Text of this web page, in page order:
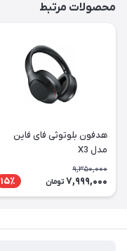
محصولات مرتبط
هدفون بلوتوثی فای فاین
مدل X3
9,350,000
7,999,000 تومان 15٪